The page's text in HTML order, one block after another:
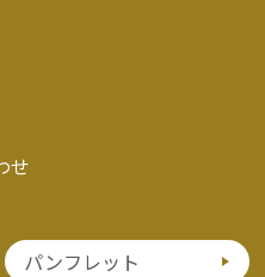
せ
パンフレット